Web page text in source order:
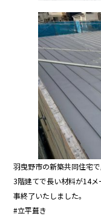
羽曳野市の新築共同住宅
3階建てで長い材料が14
事終了いたしました。
#立平葺き